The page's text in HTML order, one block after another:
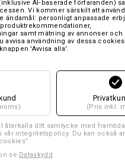
AI‑baserade förfaranden)
Vi kommer särskilt att
ändamål: personligt anpassade
samt mätning av annonser och
avvisa användning av dessa
'Avvisa alla'.
(Pris inkl.
återkalla ditt samtycke med framtida
i vår integritetspolicy. Du kan också
se Dataskydd.